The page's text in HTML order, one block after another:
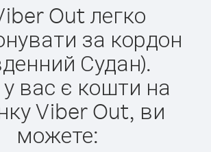
Out легко
за кордон
Судан).
вас є кошти на
Viber Out, ви
можете: